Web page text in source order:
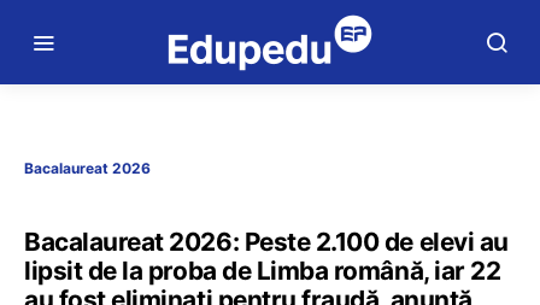
Bacalaureat 2026
Bacalaureat 2026: Peste 2.100 de elevi au
lipsit de la proba de Limba română, iar 22